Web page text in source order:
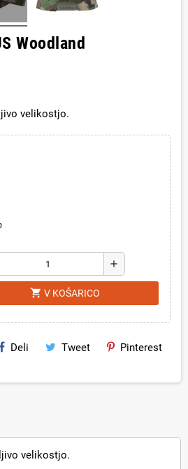
Woodland
velikostjo.
add
shopping_cart V KOŠARICO
Deli Tweet Pinterest
velikostjo.